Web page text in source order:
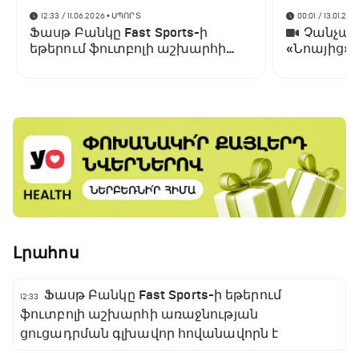
12:33 / 11.06.2026• ՍՊՈՐՏ
Ֆասթ Բանկը Fast Sports-ի
եթերում ֆուտբոլի աշխարհի
00:01 /
«Նոայից»
Լրահոս
12:33
Ֆասթ Բանկը Fast Sports-ի եթերում
ֆուտբոլի աշխարհի առաջնության
ցուցադրման գլխավոր հովանավորն է